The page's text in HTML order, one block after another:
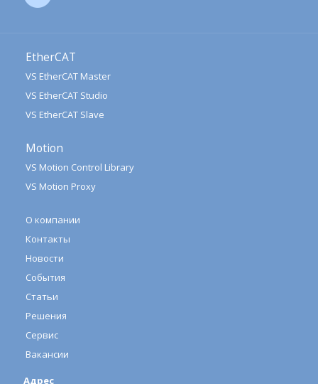
EtherCAT
VS EtherCAT Master
VS EtherCAT Studio
VS EtherCAT Slave
Motion
VS Motion Control Library
VS Motion Proxy
О компании
Контакты
Новости
События
Статьи
Решения
Сервис
Вакансии
Адрес